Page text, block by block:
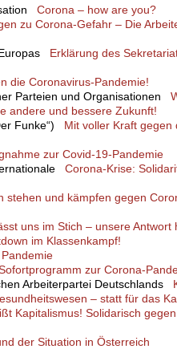
Corona – how are you?
zu Corona-Gefahr – Die
Erklärung des
die Coronavirus-Pandemie!
Parteien und Organisationen
andere und bessere Zukunft!
Funke“) Mit voller Kraft gegen
zur Covid-19-Pandemie
Corona-Krise:
stehen und kämpfen gegen
uns im Stich – unsere Antwort
im Klassenkampf!
zur Corona-
Arbeiterpartei Deutschlands
– statt für das
Kapitalismus! Solidarisch
der Situation in Österreich